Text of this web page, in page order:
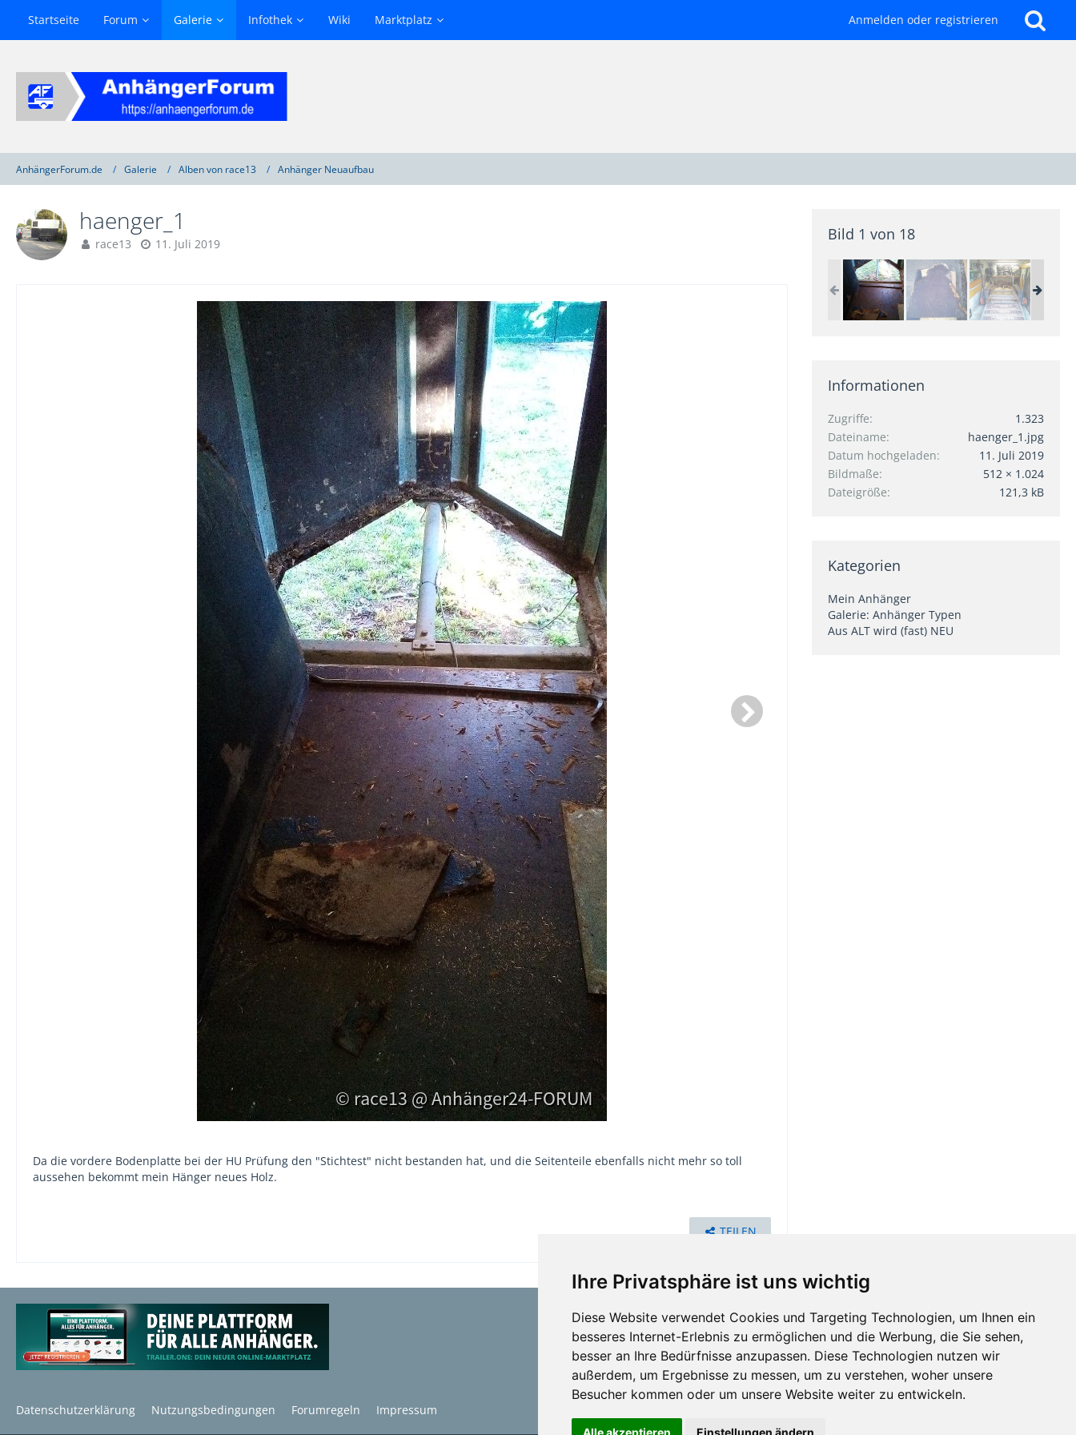
Ihre Privatsphäre ist uns wichtig
Diese Website verwendet Cookies und Targeting Technologien, um Ihnen ein
besseres Internet-Erlebnis zu ermöglichen und die Werbung, die Sie sehen,
besser an Ihre Bedürfnisse anzupassen. Diese Technologien nutzen wir
außerdem, um Ergebnisse zu messen, um zu verstehen, woher unsere
Besucher kommen oder um unsere Website weiter zu entwickeln.
Alle akzeptieren Einstellungen ändern
Startseite Forum Galerie Infothek Wiki Marktplatz Anmelden oder registrieren
AnhängerForum.de Galerie Alben von race13 Anhänger Neuaufbau
haenger_1
race13 11. Juli 2019
Da die vordere Bodenplatte bei der HU Prüfung den "Stichtest" nicht bestanden hat, und die Seitenteile ebenfalls nicht mehr so toll
aussehen bekommt mein Hänger neues Holz.
TEILEN
Bild 1 von 18
Informationen
Zugriffe
1.323
Dateiname
haenger_1.jpg
Datum hochgeladen
11. Juli 2019
Bildmaße
512 × 1.024
Dateigröße
121,3 kB
Kategorien
Mein Anhänger
Galerie: Anhänger Typen
Aus ALT wird (fast) NEU
Datenschutzerklärung Nutzungsbedingungen Forumregeln Impressum